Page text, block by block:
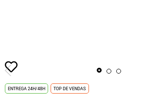
ENTREGA 24H/48H TOP DE VENDAS